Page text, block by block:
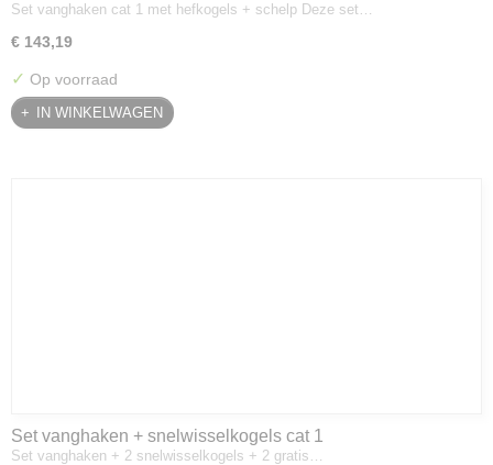
Set vanghaken cat 1 met hefkogels + schelp Deze set…
€ 143,19
✓ Op voorraad
IN WINKELWAGEN
Set vanghaken + snelwisselkogels cat 1
Set vanghaken + 2 snelwisselkogels + 2 gratis…